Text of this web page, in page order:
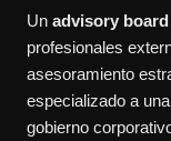
Un advisory board
profesionales
asesoramiento
especializado a
gobierno